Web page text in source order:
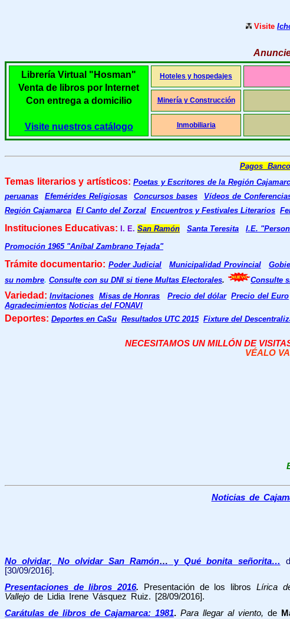
Visite
Librería Virtual "Hosman"
Venta de libros por Internet
Con entrega a domicilio
Visite nuestros catálogo
Hoteles y hospedajes
Minería y Construcción
Inmobiliaria
Pagos
Temas literarios y artísticos: Poetas y Escritores de la Región
peruanas
Efemérides Religiosas Concursos bases Vídeos de
Región Cajamarca El Canto del Zorzal Encuentros y Festivales Literarios
Instituciones Educativas: I. E. San Ramón Santa Teresita I.E.
Promoción 1965 "Aníbal Zambrano Tejada"
Trámite documentario: Poder Judicial Municipalidad Provincial
su nombre. Consulte con su DNI si tiene Multas Electorales. Consulte
Variedad: Invitaciones Misas de Honras Precio del dólar Precio del Euro
Agradecimientos Noticias del FONAVI
Deportes: Deportes en CaSu Resultados UTC 2015 Fixture del
NECESITAMOS UN MILLÓN DE
VÉALO
Noticias de
No olvidar, No olvidar San Ramón… yQué bonita señorita…
[30/09/2016].
Presentaciones de libros 2016. Presentación de los libros Lírica
Vallejo de Lidia Irene Vásquez Ruiz. [28/09/2016].
Carátulas de libros de Cajamarca: 1981. Para llegar al viento, de